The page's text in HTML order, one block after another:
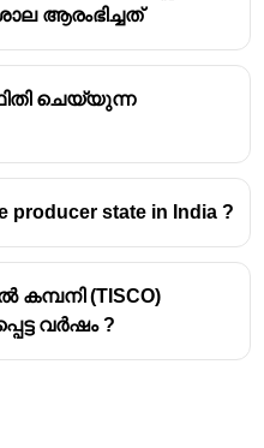
ആരംഭിച്ചത്
ചെയ്യുന്ന
producer state in India ?
(TISCO)
വർഷം ?